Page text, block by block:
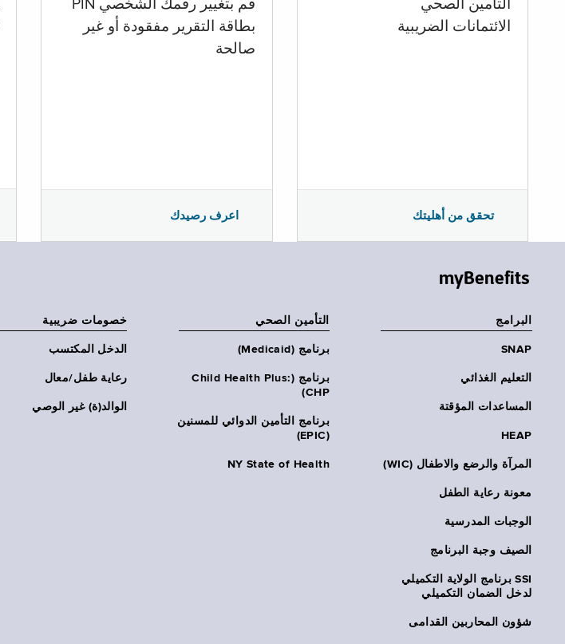
قم بتغيير رقمك الشخصي PIN
بطاقة التقرير مفقودة أو غير
صالحة
اعرف رصيدك
التأمين الصحي
الائتمانات الضريبية
تحقق من أهليتك
myBenefits
البرامج
SNAP
التعليم الغذائي
المساعدات المؤقتة
HEAP
المرآة والرضع والاطفال (WIC)
معونة رعاية الطفل
الوجبات المدرسية
الصيف وجبة البرنامج
SSI برنامج الولاية التكميلي
لدخل الضمان التكميلي
شؤون المحاربين القدامى
التأمين الصحي
برنامج (Medicaid)
برنامج (Child Health Plus:
CHP)
برنامج التأمين الدوائي للمسنين
(EPIC)
NY State of Health
خصومات ضريبية
الدخل المكتسب
رعاية طفل/معال
الوالد(ة) غير الوصي